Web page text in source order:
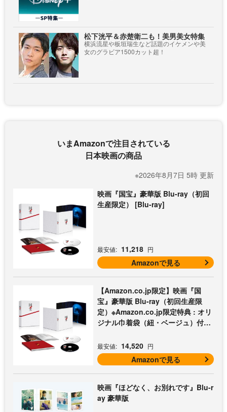
松下洸平＆赤楚衛二も！美男美女特集
横浜流星や板垣瑞生など話題のイケメンや美
女のグラビア1500カット超！
いまAmazonで注目されている
日本映画の商品
※2026年8月7日 5時 更新
映画『国宝』豪華版 Blu-ray（初回
生産限定） [Blu-ray]
最安値: 11,218 円
Amazonで見る
【Amazon.co.jp限定】映画『国
宝』豪華版 Blu-ray（初回生産限
定）※Amazon.co.jp限定特典 : オリ
ジナル巾着袋（紐・ベージュ）付き
最安値: 14,520 円
Amazonで見る
映画『ほどなく、お別れです』Blu-r
ay 豪華版